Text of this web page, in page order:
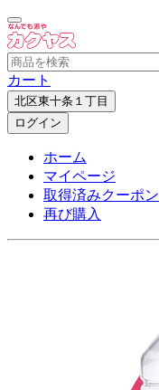
カート
北区東十条１丁目
ログイン
ホーム
マイページ
取得済みクーポン
再び購入